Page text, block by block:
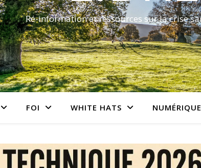
Ré-information et ressources sur la crise
FOI WHITE HATS NUMÉRIQUE